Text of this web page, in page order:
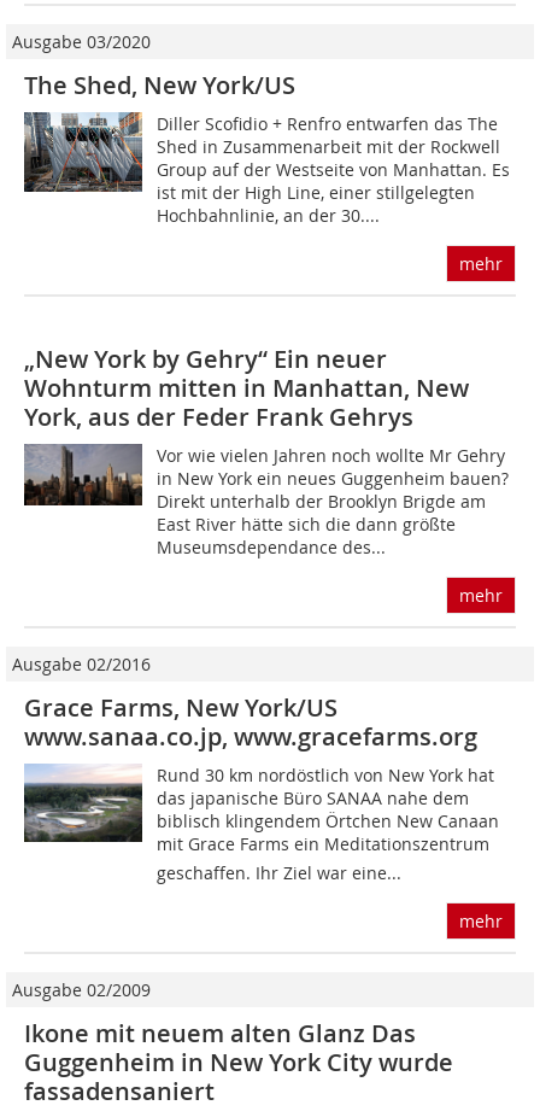
Ausgabe 03/2020
The Shed, New York/US
Diller Scofidio + Renfro entwarfen das The
Shed in Zusammenarbeit mit der Rockwell
Group auf der Westseite von Manhattan. Es
ist mit der High Line, einer stillgelegten
Hochbahnlinie, an der 30....
mehr
„New York by Gehry“ Ein neuer
Wohnturm mitten in Manhattan, New
York, aus der Feder Frank Gehrys
Vor wie vielen Jahren noch wollte Mr Gehry
in New York ein neues Guggenheim bauen?
Direkt unterhalb der Brooklyn Brigde am
East River hätte sich die dann größte
Museumsdependance des...
mehr
Ausgabe 02/2016
Grace Farms, New York/US
www.sanaa.co.jp, www.gracefarms.org
Rund 30 km nordöstlich von New York hat
das japanische Büro SANAA nahe dem
biblisch klingendem Örtchen New Canaan
mit Grace Farms ein Meditationszentrum
geschaffen. Ihr Ziel war eine...
mehr
Ausgabe 02/2009
Ikone mit neuem alten Glanz Das
Guggenheim in New York City wurde
fassadensaniert